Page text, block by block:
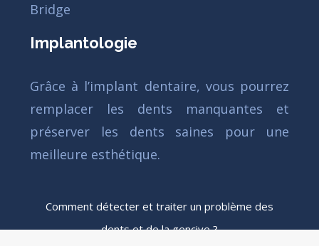
Bridge
Implantologie
Grâce à l’implant dentaire, vous pourrez
remplacer les dents manquantes et
préserver les dents saines pour une
meilleure esthétique.
Comment détecter et traiter un problème des
dents et de la gencive ?